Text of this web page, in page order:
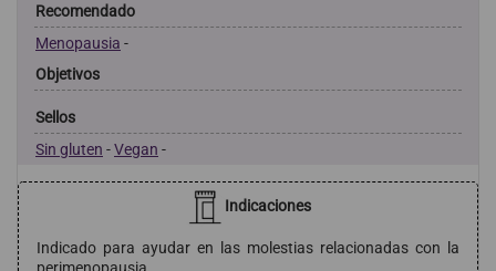
Recomendado
Menopausia -
Objetivos
Sellos
Sin gluten -Vegan -
Indicaciones
Indicado para ayudar en las molestias relacionadas con la
perimenopausia.